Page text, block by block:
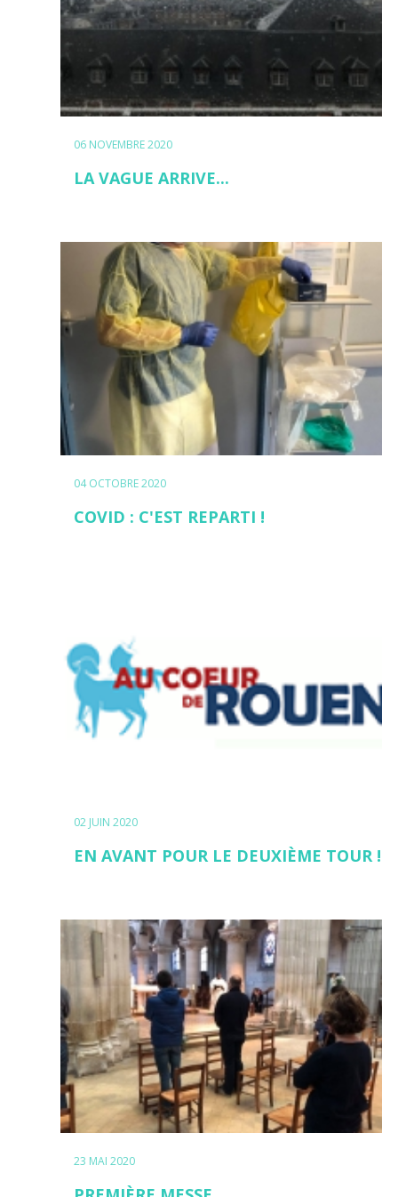
06 NOVEMBRE 2020
LA VAGUE ARRIVE...
04 OCTOBRE 2020
COVID : C'EST REPARTI !
02 JUIN 2020
EN AVANT POUR LE DEUXIÈME TOUR !
23 MAI 2020